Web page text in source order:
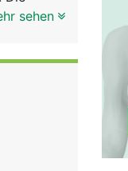
wirdsehen